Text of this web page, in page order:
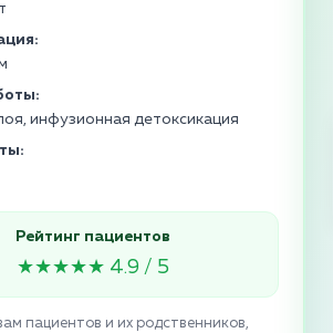
инфузионная детоксикация
Рейтинг пациентов
★★★★★ 4.9 / 5
пациентов и их родственников,